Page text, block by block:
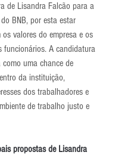
de Lisandra Falcão para a
BNB, por esta estar
valores do empresa e os
funcionários. A candidatura
uma chance de
da instituição,
dos trabalhadores e
de trabalho justo e
propostas de Lisandra